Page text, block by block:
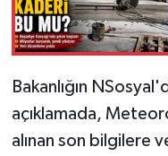
Bakanlığın
açıklamada,
alınan son bilgilere